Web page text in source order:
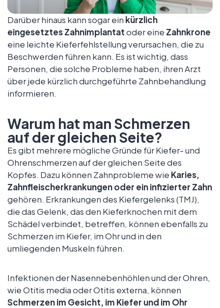
Darüber hinaus kann sogar ein kürzlich
eingesetztes Zahnimplantatoder eine Zahnkrone
eine leichte Kieferfehlstellung verursachen, die zu
Beschwerden führen kann. Es ist wichtig, dass
Personen, die solche Probleme haben, ihren Arzt
über jede kürzlich durchgeführte Zahnbehandlung
informieren.
Warum hat man Schmerzen
auf der gleichen Seite?
Es gibt mehrere mögliche Gründe für Kiefer- und
Ohrenschmerzen auf der gleichen Seite des
Kopfes. Dazu können Zahnprobleme wie Karies,
Zahnfleischerkrankungen oder ein infizierter Zahn
gehören. Erkrankungen des Kiefergelenks (TMJ),
die das Gelenk, das den Kieferknochen mit dem
Schädel verbindet, betreffen, können ebenfalls zu
Schmerzen im Kiefer, im Ohr und in den
umliegenden Muskeln führen.
Infektionen der Nasennebenhöhlen und der Ohren,
wie Otitis media oder Otitis externa, können
Schmerzen im Gesicht, im Kiefer und im Ohr